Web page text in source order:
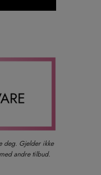
deg. Gjelder ikke
andre tilbud.